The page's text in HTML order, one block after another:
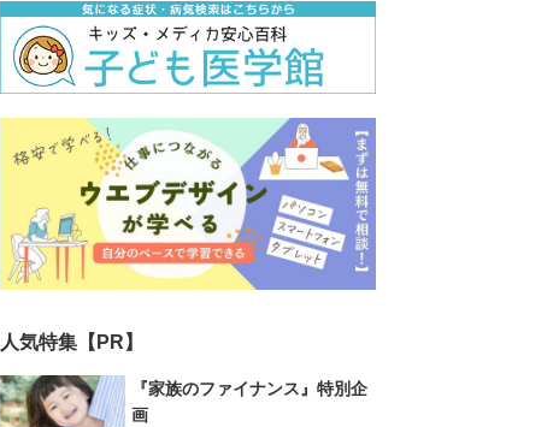
人気特集【PR】
『家族のファイナンス』特別企
画